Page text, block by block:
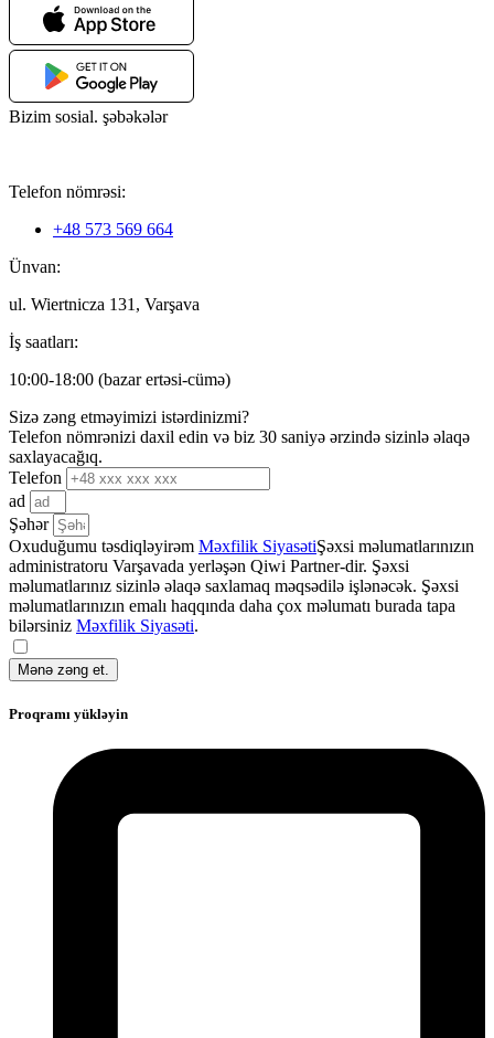
Bizim sosial. şəbəkələr
Telefon nömrəsi:
+48 573 569 664
Ünvan:
ul. Wiertnicza 131, Varşava
İş saatları:
10:00-18:00 (bazar ertəsi-cümə)
Sizə zəng etməyimizi istərdinizmi?
Telefon nömrənizi daxil edin və biz 30 saniyə ərzində sizinlə əlaqə
saxlayacağıq.
Telefon
ad
Şəhər
Oxuduğumu təsdiqləyirəm Məxfilik SiyasətiŞəxsi məlumatlarınızın
administratoru Varşavada yerləşən Qiwi Partner-dir. Şəxsi
məlumatlarınız sizinlə əlaqə saxlamaq məqsədilə işlənəcək. Şəxsi
məlumatlarınızın emalı haqqında daha çox məlumatı burada tapa
bilərsiniz Məxfilik Siyasəti.
Mənə zəng et.
Proqramı yükləyin